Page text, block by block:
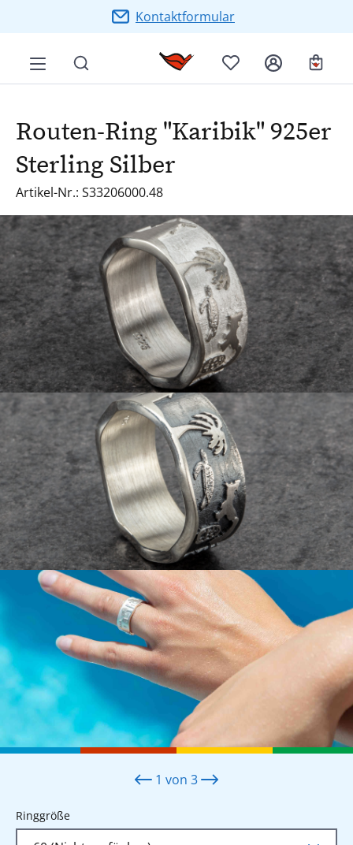
Zum Hauptinhalt springenKontaktformular
Routen-Ring "Karibik" 925er
Sterling Silber
Artikel-Nr.: S33206000.48
Bildergalerie überspringen
1 von 3
Ringgrößeauswählen